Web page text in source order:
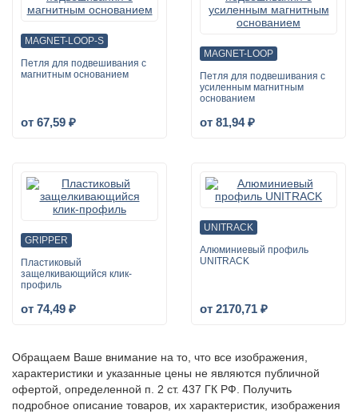
MAGNET-LOOP-S
Петля для подвешивания с
магнитным основанием
от 67,59 ₽
MAGNET-LOOP
Петля для подвешивания с
усиленным магнитным
основанием
от 81,94 ₽
GRIPPER
Пластиковый
защелкивающийся клик-
профиль
от 74,49 ₽
UNITRACK
Алюминиевый профиль
UNITRACK
от 2170,71 ₽
Обращаем Ваше внимание на то, что все изображения,
характеристики и указанные цены не являются публичной
офертой, определенной п. 2 ст. 437 ГК РФ. Получить
подробное описание товаров, их характеристик, изображения